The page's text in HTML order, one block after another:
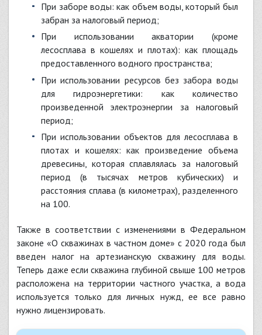
при заборе воды: как объем воды, который был
забран за налоговый период;
при использовании акватории (кроме
лесосплава в кошелях и плотах): как площадь
предоставленного водного пространства;
при использовании ресурсов без забора воды
для гидроэнергетики: как количество
произведенной электроэнергии за налоговый
период;
при использовании объектов для лесосплава в
плотах и кошелях: как произведение объема
древесины, которая сплавлялась за налоговый
период (в тысячах метров кубических) и
расстояния сплава (в километрах), разделенного
на 100.
Также в соответствии с изменениями в Федеральном
законе «О скважинах в частном доме» с 2020 года был
введен налог на артезианскую скважину для воды.
Теперь даже если скважина глубиной свыше 100 метров
расположена на территории частного участка, а вода
используется только для личных нужд, ее все равно
нужно лицензировать.